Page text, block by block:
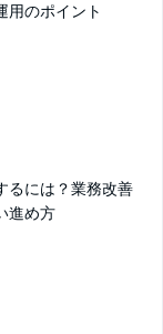
用のポイント
るには？業務改善
進め方